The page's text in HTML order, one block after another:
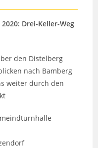
Drei-Keller-Weg
den Distelberg
nach Bamberg
weiter durch den